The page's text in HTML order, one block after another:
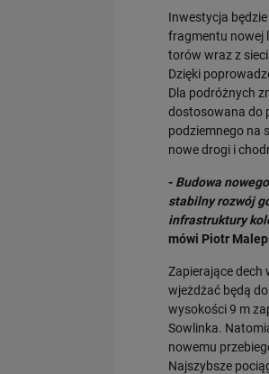
Inwestycja
fragmentu nowej
torów wraz z
Dzięki
Dla podróżnych
dostosowana do
podziemnego na
nowe drogi i
- Budowa
stabilny rozwój
infrastruktury
mówi Piotr
Zapierające dech
wjeżdżać będą
wysokości 9 m
Sowlinka.
nowemu
Najszybsze